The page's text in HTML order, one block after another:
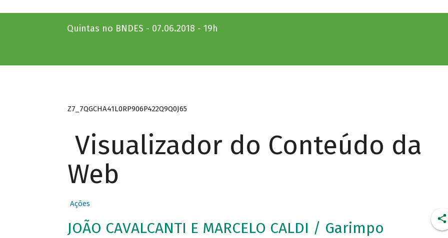
Quintas no BNDES - 07.06.2018 - 19h
Z7_7QGCHA41L0RP906P422Q9Q0J65
Visualizador do Conteúdo da
Web
Ações
JOÃO CAVALCANTI E MARCELO CALDI / Garimpo